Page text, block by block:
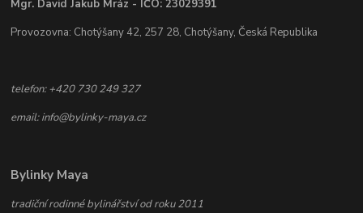
Mgr. David Jakub Mráz - IČO: 23029391
Provozovna: Chotýšany 42, 257 28, Chotýšany, Česká Republika
telefon: +420 730 249 327
email: info@bylinky-maya.cz
Bylinky Maya
tradiční rodinné bylinářství od roku 2011